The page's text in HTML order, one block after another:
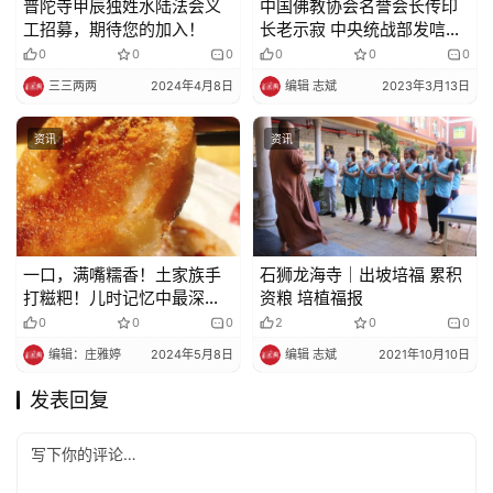
普陀寺甲辰独姓水陆法会义
工招募，期待您的加入！
0 0 0
三三两两 2024年4月8日
中国佛教协会名誉会长传印
长老示寂 中央统战部发唁电
表示哀悼
0 0 0
编辑 志斌 2023年3月13日
资讯
一口，满嘴糯香！土家族手
打糍粑！儿时记忆中最深的
味道！
0 0 0
编辑：庄雅婷 2024年5月8日
资讯
石狮龙海寺｜出坡培福 累积
资粮 培植福报
2 0 0
编辑 志斌 2021年10月10日
发表回复